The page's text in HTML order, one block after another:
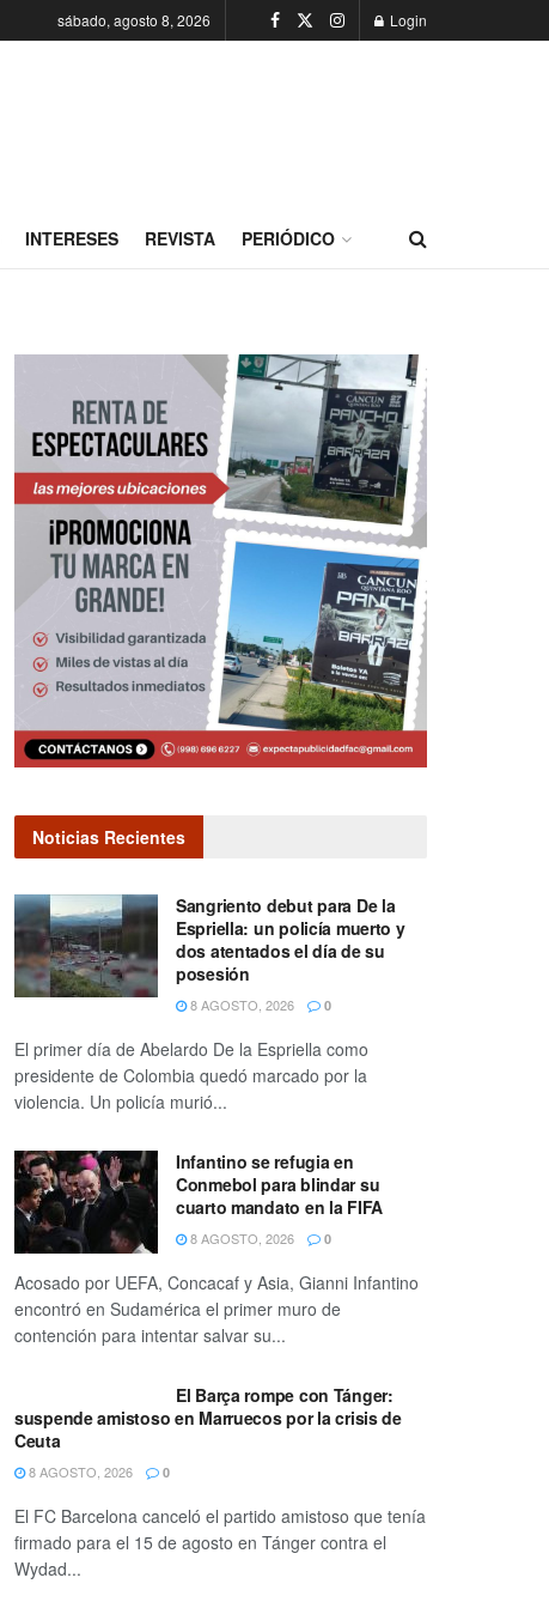
sábado, agosto 8, 2026 Login
INTERESES REVISTA PERIÓDICO
Noticias Recientes
Sangriento debut para De la
Espriella: un policía muerto y
dos atentados el día de su
posesión
8 AGOSTO, 2026 0
El primer día de Abelardo De la Espriella como
presidente de Colombia quedó marcado por la
violencia. Un policía murió...
Infantino se refugia en
Conmebol para blindar su
cuarto mandato en la FIFA
8 AGOSTO, 2026 0
Acosado por UEFA, Concacaf y Asia, Gianni Infantino
encontró en Sudamérica el primer muro de
contención para intentar salvar su...
El Barça rompe con Tánger:
suspende amistoso en Marruecos por la crisis de
Ceuta
8 AGOSTO, 2026 0
El FC Barcelona canceló el partido amistoso que tenía
firmado para el 15 de agosto en Tánger contra el
Wydad...